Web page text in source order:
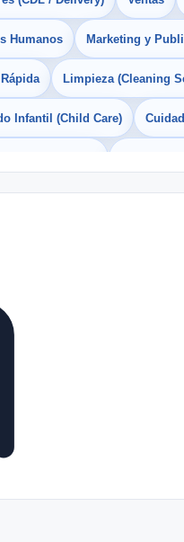
Humanos Marketing y
Limpieza (Cleaning
Infantil (Child Care)
Empleos para Estudiantes